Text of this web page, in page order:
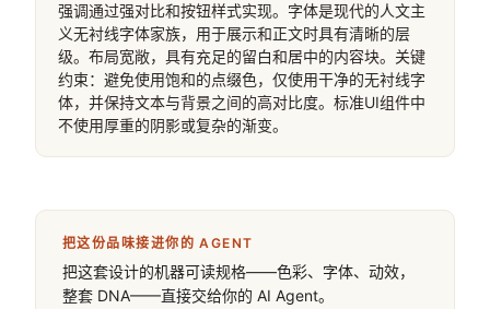
强调通过强对比和按钮样式实现。字体是现代的人文主
义无衬线字体家族，用于展示和正文时具有清晰的层
级。布局宽敞，具有充足的留白和居中的内容块。关键
约束：避免使用饱和的点缀色，仅使用干净的无衬线字
体，并保持文本与背景之间的高对比度。标准UI组件中
不使用厚重的阴影或复杂的渐变。
把这份品味接进你的 AGENT
把这套设计的机器可读规格——色彩、字体、动效，
整套 DNA——直接交给你的 AI Agent。